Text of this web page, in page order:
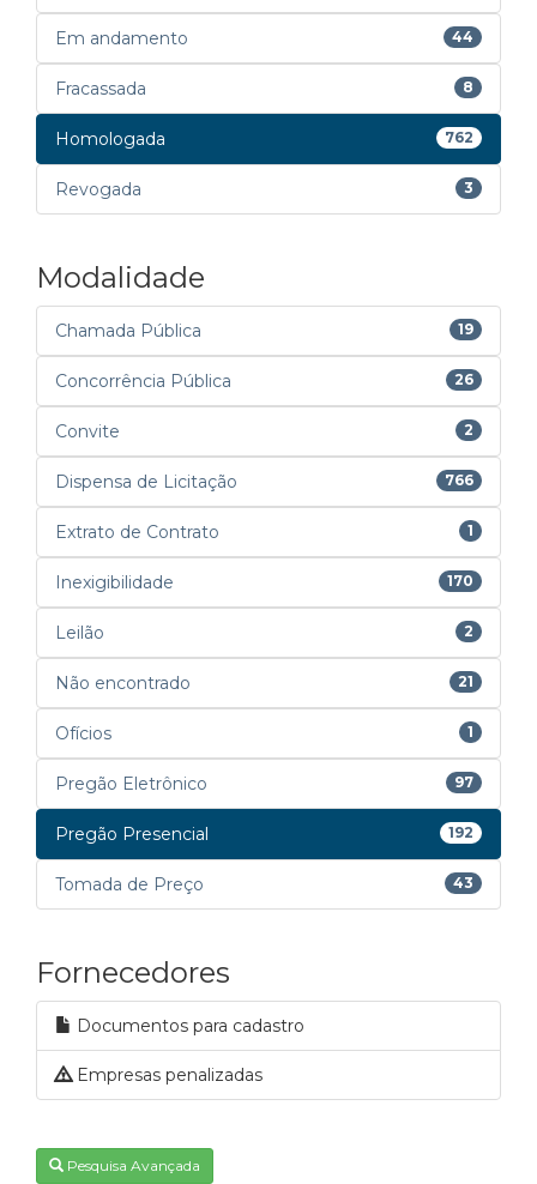
Em andamento 44
Fracassada 8
Homologada 762
Revogada 3
Modalidade
Chamada Pública 19
Concorrência Pública 26
Convite 2
Dispensa de Licitação 766
Extrato de Contrato 1
Inexigibilidade 170
Leilão 2
Não encontrado 21
Ofícios 1
Pregão Eletrônico 97
Pregão Presencial 192
Tomada de Preço 43
Fornecedores
Documentos para cadastro
Empresas penalizadas
Pesquisa Avançada